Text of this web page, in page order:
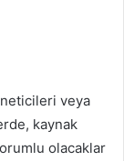
veya
kaynak
olacaklar